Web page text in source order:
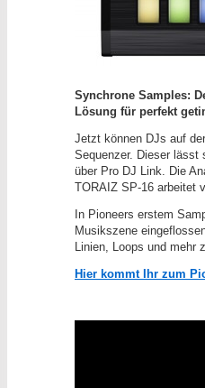
Synchrone Samples:
Lösung für perfekt
Jetzt können DJs auf
Sequenzer. Dieser lässt
über Pro DJ Link. Die
TORAIZ SP-16 arbeitet
In Pioneers erstem
Musikszene
Linien, Loops und mehr
Hier kommt Ihr zum